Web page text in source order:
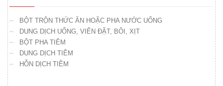
BỘT TRỘN THỨC ĂN HOẶC PHA NƯỚC UỐNG
DUNG DỊCH UỐNG, VIÊN ĐẶT, BÔI, XỊT
BỘT PHA TIÊM
DUNG DỊCH TIÊM
HỖN DỊCH TIÊM